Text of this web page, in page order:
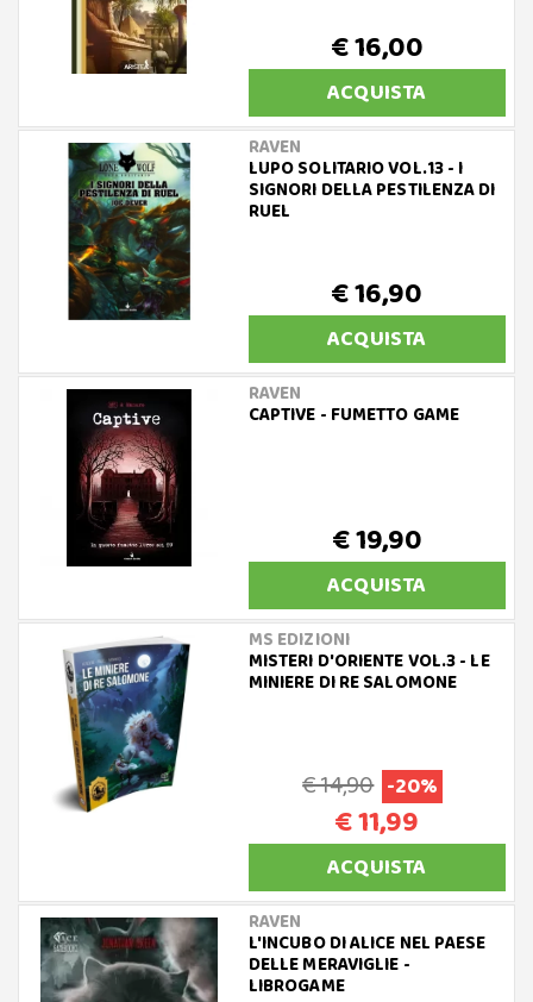
€ 16,00
ACQUISTA
RAVEN
LUPO SOLITARIO VOL.13 - I
SIGNORI DELLA PESTILENZA DI
RUEL
€ 16,90
ACQUISTA
RAVEN
CAPTIVE - FUMETTO GAME
€ 19,90
ACQUISTA
MS EDIZIONI
MISTERI D'ORIENTE VOL.3 - LE
MINIERE DI RE SALOMONE
€ 14,90 -20%
€ 11,99
ACQUISTA
RAVEN
L'INCUBO DI ALICE NEL PAESE
DELLE MERAVIGLIE -
LIBROGAME